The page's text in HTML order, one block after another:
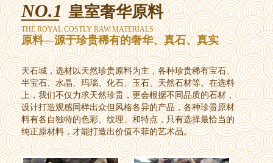
NO.1 皇室奢华原料
THE ROYAL COSTLY RAW MATERIALS
原料—源于珍贵稀有的奢华、真石、真实
天石城，选材以天然珍贵原料为主，各种珍贵稀有宝石、
半宝石、水晶、玛瑙、化石、玉石、天然石材等。在选料
上，我们不仅力求天然珍贵，更会根据不同品质的石材，
设计打造观感同样出众但风格各异的产品，各种珍贵原材
料有各自独特的色彩、纹理、和特点，只有选择最恰当的
纯正原材料，才能打造出价值不菲的艺术品。